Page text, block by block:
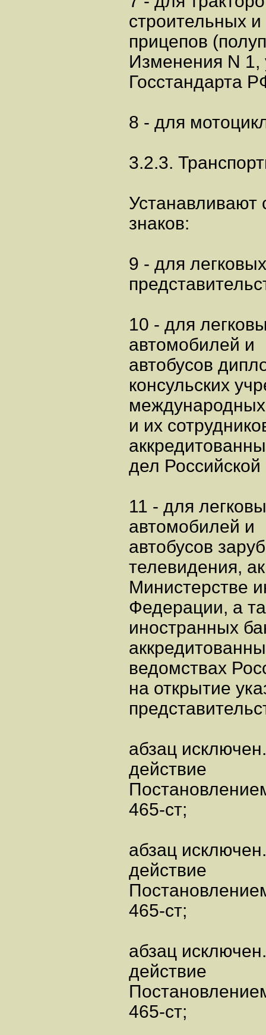
строительных
прицепов
Изменения N 1,
Госстандарта
8 - для
3.2.3.
знаков:
9 - для
10 - для
автомобилей и
автобусов
консульских
международных
и их
дел
11 - для
автомобилей и
автобусов
телевидения,
Министерстве
Федерации, а
иностранных
ведомствах
на открытие
абзац
действие
465-ст;
абзац
действие
465-ст;
абзац
действие
465-ст;